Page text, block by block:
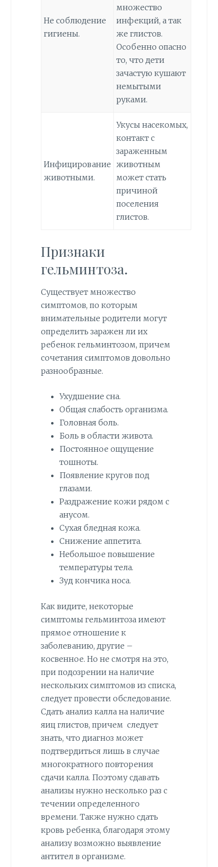
Не соблюдение
гигиены.
множество
инфекций, а так
же глистов.
Особенно опасно
то, что дети
зачастую кушают
немытыми
руками.
Инфицирование
животными.
Укусы насекомых,
контакт с
зараженным
животным
может стать
причиной
поселения
глистов.
Признаки
гельминтоза.
Существует множество
симптомов, по которым
внимательные родители могут
определить заражен ли их
ребенок гельминтозом, причем
сочетания симптомов довольно
разнообразные.
Ухудшение сна.
Общая слабость организма.
Головная боль.
Боль в области живота.
Постоянное ощущение
тошноты.
Появление кругов под
глазами.
Раздражение кожи рядом с
анусом.
Сухая бледная кожа.
Снижение аппетита.
Небольшое повышение
температуры тела.
Зуд кончика носа.
Как видите, некоторые
симптомы гельминтоза имеют
прямое отношение к
заболеванию, другие –
косвенное. Но не смотря на это,
при подозрении на наличие
нескольких симптомов из списка,
следует провести обследование.
Сдать анализ калла на наличие
яиц глистов, причем следует
знать, что диагноз может
подтвердиться лишь в случае
многократного повторения
сдачи калла. Поэтому сдавать
анализы нужно несколько раз с
течении определенного
времени. Также нужно сдать
кровь ребенка, благодаря этому
анализу возможно выявление
антител в организме.